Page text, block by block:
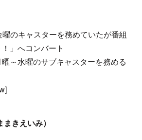
曜のキャスターを務めていたが番組
」へコンバート
曜～水曜のサブキャスターを務める
きえいみ）